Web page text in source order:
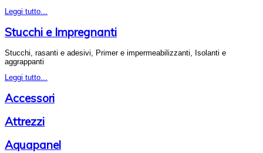
Leggi tutto...
Stucchi e Impregnanti
Stucchi, rasanti e adesivi, Primer e impermeabilizzanti, Isolanti e
aggrappanti
Leggi tutto...
Accessori
Attrezzi
Aquapanel